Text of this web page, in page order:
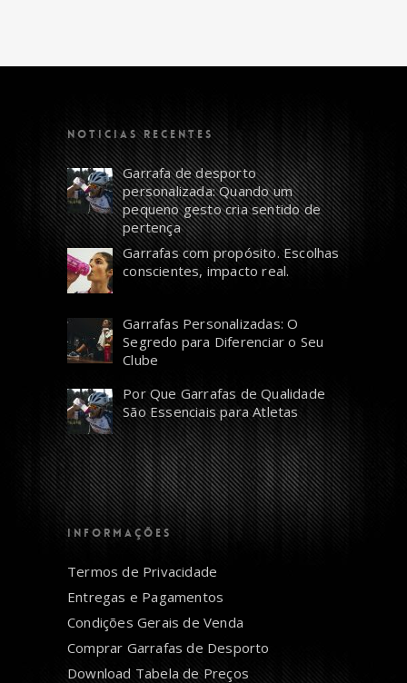
NOTICIAS RECENTES
Garrafa de desporto
personalizada: Quando um
pequeno gesto cria sentido de
pertença
Garrafas com propósito. Escolhas
conscientes, impacto real.
Garrafas Personalizadas: O
Segredo para Diferenciar o Seu
Clube
Por Que Garrafas de Qualidade
São Essenciais para Atletas
INFORMAÇÕES
Termos de Privacidade
Entregas e Pagamentos
Condições Gerais de Venda
Comprar Garrafas de Desporto
Download Tabela de Preços